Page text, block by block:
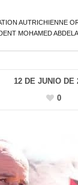
AUTRICHIENNE
MOHAMED
12 DE JUNIO DE
0